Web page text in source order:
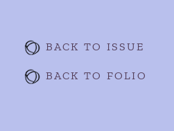
BACK TO ISSUE
BACK TO FOLIO